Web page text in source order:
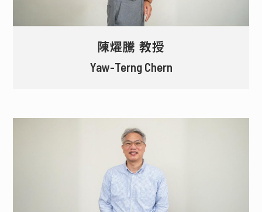
陳燿騰 教授
Yaw-Terng Chern